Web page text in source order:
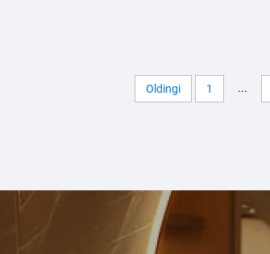
Suv Sochqiriqligida Ishlaydi
Oldingi 1 ...